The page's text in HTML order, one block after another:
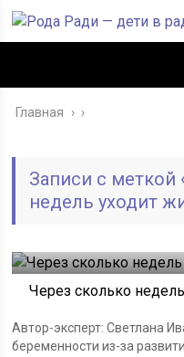
Главная ›
Записи с меткой
недель уходит
Через сколько
Автор-эксперт: Светлана
беременности из-за